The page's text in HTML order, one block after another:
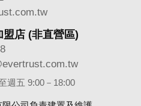
店 (非直營區)
週五 9:00－18:00